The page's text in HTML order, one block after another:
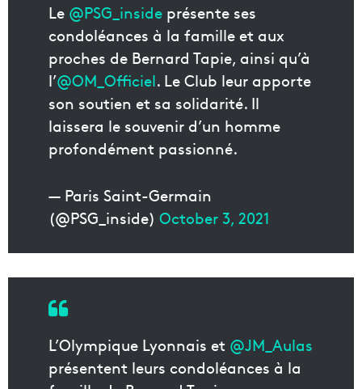
Le @PSG_inside présente ses
condoléances à la famille et aux
proches de Bernard Tapie, ainsi qu’à
l’@OM_Officiel. Le Club leur apporte
son soutien et sa solidarité. Il
laissera le souvenir d’un homme
profondément passionné.
— Paris Saint-Germain
(@PSG_inside) October 3, 2021
L’Olympique Lyonnais et @JM_Aulas
présentent leurs condoléances à la